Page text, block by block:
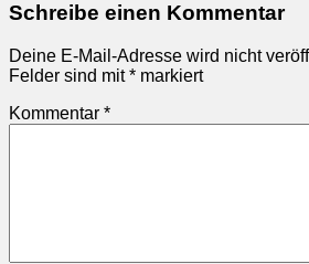
Schreibe einen Kommentar
Deine E-Mail-Adresse wird nicht
Felder sind mit* markiert
Kommentar *